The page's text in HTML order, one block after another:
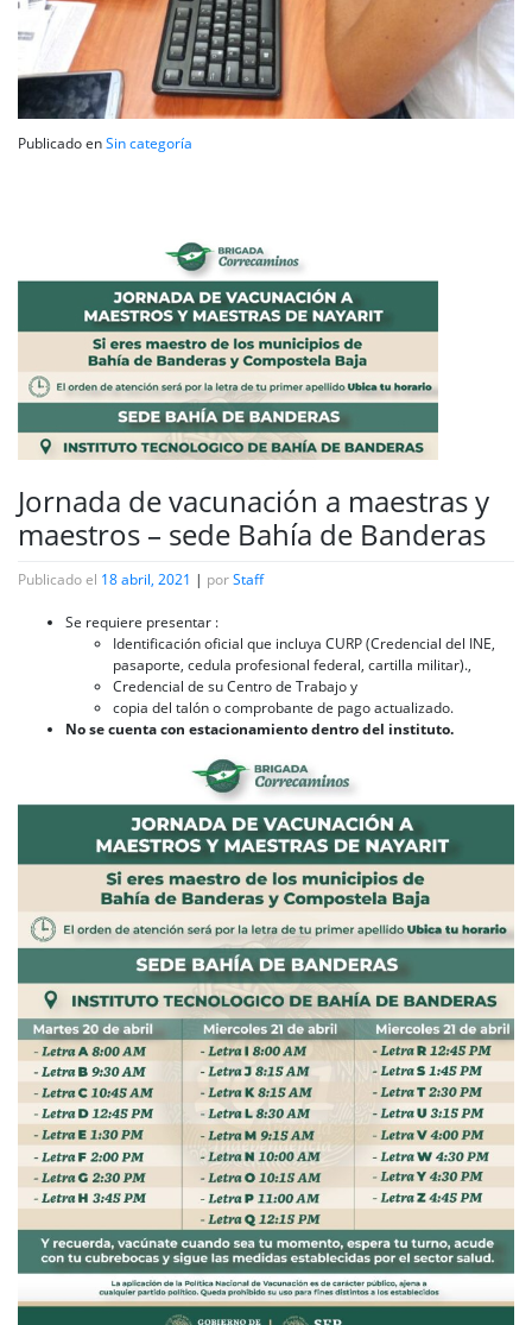
Publicado enSin categoría
Jornada de vacunación a maestras y
maestros – sede Bahía de Banderas
Publicado el 18 abril, 2021 | porStaff
Se requiere presentar :
Identificación oficial que incluya CURP (Credencial del INE,
pasaporte, cedula profesional federal, cartilla militar).,
Credencial de su Centro de Trabajo y
copia del talón o comprobante de pago actualizado.
No se cuenta con estacionamiento dentro del instituto.